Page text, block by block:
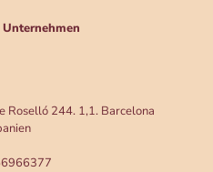
Roselló 244. 1,1. Barcelona